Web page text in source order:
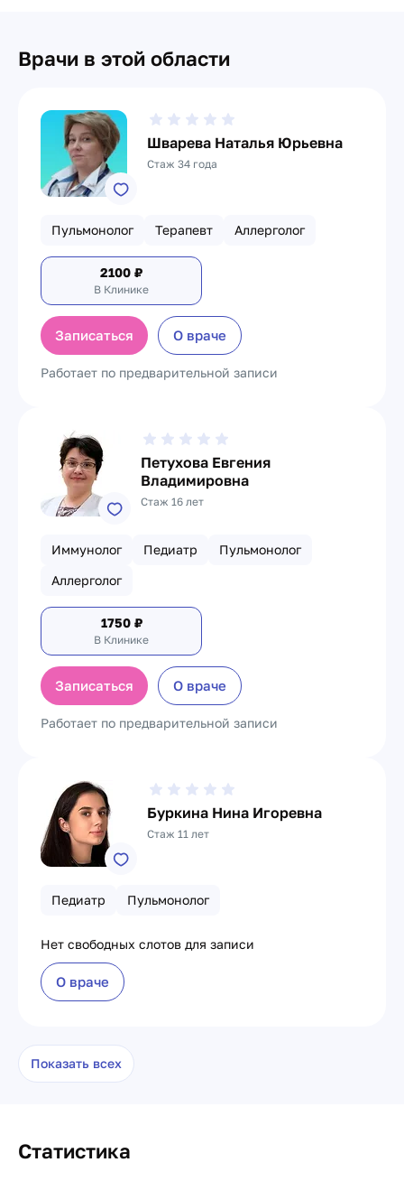
Врачи в этой области
Шварева Наталья Юрьевна
Стаж 34 года
Пульмонолог Терапевт Аллерголог
2100 ₽
В Клинике
Записаться О враче
Работает по предварительной записи
Петухова Евгения
Владимировна
Стаж 16 лет
Иммунолог Педиатр
Пульмонолог
Аллерголог
1750₽
В Клинике
Записаться О враче
Работает по предварительной записи
Буркина Нина Игоревна
Стаж 11 лет
Педиатр Пульмонолог
Нет свободных слотов для записи
О враче
Показать всех
Статистика